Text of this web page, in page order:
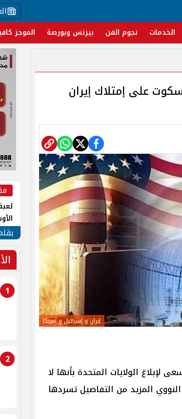
الخدمات نجوم الفن بيزنس وبورصة الموجز
على إمتلاك إيران
إيران و إسرائيل و أمريكا
الولايات المتحدة بأنها لا
المزيد من التفاصيل تسردها
1
2